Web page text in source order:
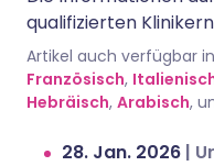
qualifizierten
Artikel auch verfügbar in
Französisch,
Hebräisch, Arabisch,
28. Jan. 2026 |